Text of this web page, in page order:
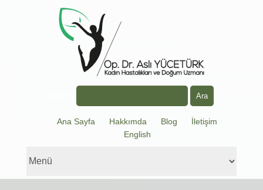
Ana Sayfa Hakkımda Blog
İletişim
English